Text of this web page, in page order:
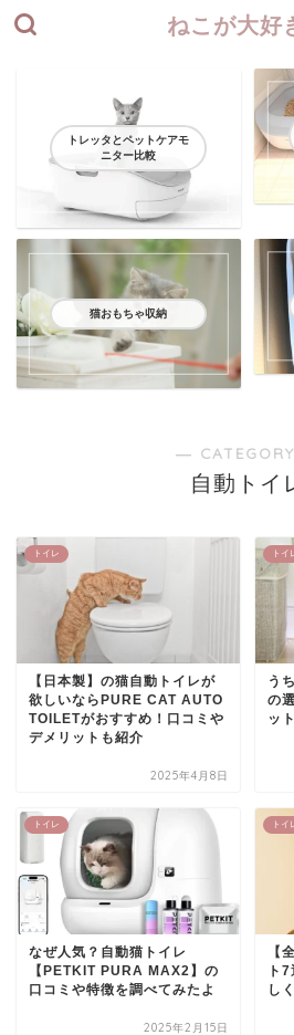
ねこが大好
トレッタとペットケアモ
ニター比較
猫おもちゃ収納
―
自動トイ
トイレ
【日本製】の猫自動トイレが
欲しいならPURE CAT AUTO
TOILETがおすすめ！口コミや
デメリットも紹介
2025年4月8日
トイ
う
の
ッ
トイレ
なぜ人気？自動猫トイレ
【PETKIT PURA MAX2】の
口コミや特徴を調べてみたよ
2025年2月15日
トイ
【
ト
し